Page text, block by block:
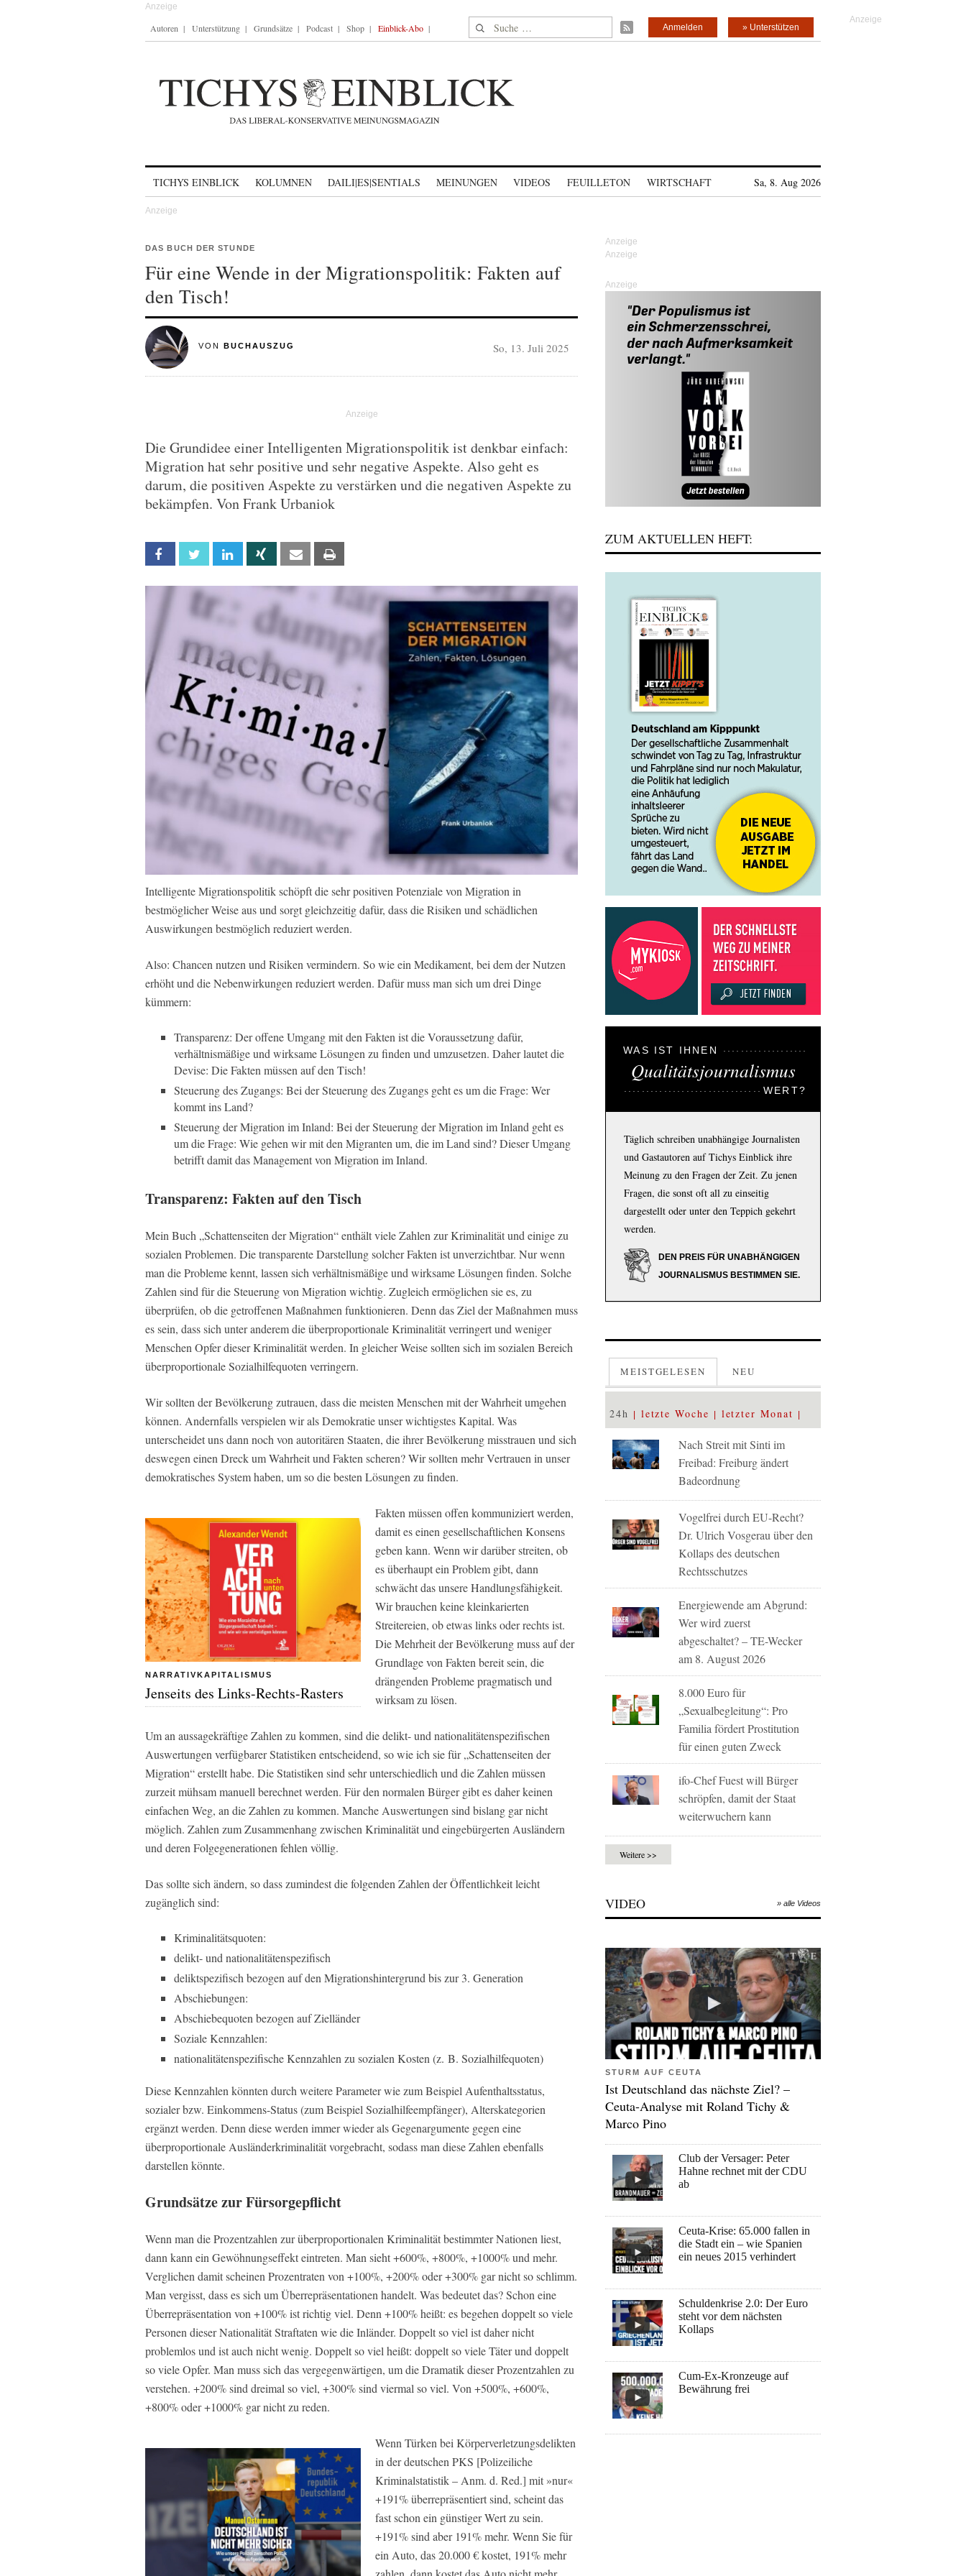
Autoren Unterstützung Grundsätze Podcast Shop Einblick-Abo Suche nach: » Unterstützen
Anmelden
TICHYS EINBLICK KOLUMNEN DAILI|ES|SENTIALS MEINUNGEN VIDEOS FEUILLETON WIRTSCHAFT Sa, 8. Aug 2026
DAS BUCH DER STUNDE
Für eine Wende in der Migrationspolitik: Fakten auf
den Tisch!
VON BUCHAUSZUG So, 13. Juli 2025
Die Grundidee einer Intelligenten Migrationspolitik ist denkbar einfach:
Migration hat sehr positive und sehr negative Aspekte. Also geht es
darum, die positiven Aspekte zu verstärken und die negativen Aspekte zu
bekämpfen. Von Frank Urbaniok
Facebook Twitter Linkedin Xing Email
Intelligente Migrationspolitik schöpft die sehr positiven Potenziale von Migration in
bestmöglicher Weise aus und sorgt gleichzeitig dafür, dass die Risiken und schädlichen
Auswirkungen bestmöglich reduziert werden.
Also: Chancen nutzen und Risiken vermindern. So wie ein Medikament, bei dem der Nutzen
erhöht und die Nebenwirkungen reduziert werden. Dafür muss man sich um drei Dinge
kümmern:
Transparenz: Der offene Umgang mit den Fakten ist die Voraussetzung dafür,
verhältnismäßige und wirksame Lösungen zu finden und umzusetzen. Daher lautet die
Devise: Die Fakten müssen auf den Tisch!
Steuerung des Zugangs: Bei der Steuerung des Zugangs geht es um die Frage: Wer
kommt ins Land?
Steuerung der Migration im Inland: Bei der Steuerung der Migration im Inland geht es
um die Frage: Wie gehen wir mit den Migranten um, die im Land sind? Dieser Umgang
betrifft damit das Management von Migration im Inland.
Transparenz: Fakten auf den Tisch
Mein Buch „Schattenseiten der Migration“ enthält viele Zahlen zur Kriminalität und einige zu
sozialen Problemen. Die transparente Darstellung solcher Fakten ist unverzichtbar. Nur wenn
man die Probleme kennt, lassen sich verhältnismäßige und wirksame Lösungen finden. Solche
Zahlen sind für die Steuerung von Migration wichtig. Zugleich ermöglichen sie es, zu
überprüfen, ob die getroffenen Maßnahmen funktionieren. Denn das Ziel der Maßnahmen muss
es sein, dass sich unter anderem die überproportionale Kriminalität verringert und weniger
Menschen Opfer dieser Kriminalität werden. In gleicher Weise sollten sich im sozialen Bereich
überproportionale Sozialhilfequoten verringern.
Wir sollten der Bevölkerung zutrauen, dass die meisten Menschen mit der Wahrheit umgehen
können. Andernfalls verspielen wir als Demokratie unser wichtigstes Kapital. Was
unterscheidet uns dann noch von autoritären Staaten, die ihrer Bevölkerung misstrauen und sich
deswegen einen Dreck um Wahrheit und Fakten scheren? Wir sollten mehr Vertrauen in unser
demokratisches System haben, um so die besten Lösungen zu finden.
NARRATIVKAPITALISMUS
Jenseits des Links-Rechts-Rasters
Fakten müssen offen kommuniziert werden,
damit es einen gesellschaftlichen Konsens
geben kann. Wenn wir darüber streiten, ob
es überhaupt ein Problem gibt, dann
schwächt das unsere Handlungsfähigkeit.
Wir brauchen keine kleinkarierten
Streitereien, ob etwas links oder rechts ist.
Die Mehrheit der Bevölkerung muss auf der
Grundlage von Fakten bereit sein, die
drängenden Probleme pragmatisch und
wirksam zu lösen.
Um an aussagekräftige Zahlen zu kommen, sind die delikt- und nationalitätenspezifischen
Auswertungen verfügbarer Statistiken entscheidend, so wie ich sie für „Schattenseiten der
Migration“ erstellt habe. Die Statistiken sind sehr unterschiedlich und die Zahlen müssen
zurzeit mühsam manuell berechnet werden. Für den normalen Bürger gibt es daher keinen
einfachen Weg, an die Zahlen zu kommen. Manche Auswertungen sind bislang gar nicht
möglich. Zahlen zum Zusammenhang zwischen Kriminalität und eingebürgerten Ausländern
und deren Folgegenerationen fehlen völlig.
Das sollte sich ändern, so dass zumindest die folgenden Zahlen der Öffentlichkeit leicht
zugänglich sind:
Kriminalitätsquoten:
delikt- und nationalitätenspezifisch
deliktspezifisch bezogen auf den Migrationshintergrund bis zur 3. Generation
Abschiebungen:
Abschiebequoten bezogen auf Zielländer
Soziale Kennzahlen:
nationalitätenspezifische Kennzahlen zu sozialen Kosten (z. B. Sozialhilfequoten)
Diese Kennzahlen könnten durch weitere Parameter wie zum Beispiel Aufenthaltsstatus,
sozialer bzw. Einkommens-Status (zum Beispiel Sozialhilfeempfänger), Alterskategorien
ergänzt werden. Denn diese werden immer wieder als Gegenargumente gegen eine
überproportionale Ausländerkriminalität vorgebracht, sodass man diese Zahlen ebenfalls
darstellen könnte.
Grundsätze zur Fürsorgepflicht
Wenn man die Prozentzahlen zur überproportionalen Kriminalität bestimmter Nationen liest,
dann kann ein Gewöhnungseffekt eintreten. Man sieht +600%, +800%, +1000% und mehr.
Verglichen damit scheinen Prozentraten von +100%, +200% oder +300% gar nicht so schlimm.
Man vergisst, dass es sich um Überrepräsentationen handelt. Was bedeutet das? Schon eine
Überrepräsentation von +100% ist richtig viel. Denn +100% heißt: es begehen doppelt so viele
Personen dieser Nationalität Straftaten wie die Inländer. Doppelt so viel ist daher nicht
problemlos und ist auch nicht wenig. Doppelt so viel heißt: doppelt so viele Täter und doppelt
so viele Opfer. Man muss sich das vergegenwärtigen, um die Dramatik dieser Prozentzahlen zu
verstehen. +200% sind dreimal so viel, +300% sind viermal so viel. Von +500%, +600%,
+800% oder +1000% gar nicht zu reden.
Wenn Türken bei Körperverletzungsdelikten
in der deutschen PKS [Polizeiliche
Kriminalstatistik – Anm. d. Red.] mit »nur«
+191% überrepräsentiert sind, scheint das
fast schon ein günstiger Wert zu sein.
+191% sind aber 191% mehr. Wenn Sie für
ein Auto, das 20.000 € kostet, 191% mehr
Anzeige
ZUM AKTUELLEN HEFT:
WAS IST IHNEN
Qualitätsjournalismus
WERT?
Täglich schreiben unabhängige Journalisten
und Gastautoren auf Tichys Einblick ihre
Meinung zu den Fragen der Zeit. Zu jenen
Fragen, die sonst oft all zu einseitig
dargestellt oder unter den Teppich gekehrt
werden.
DEN PREIS FÜR UNABHÄNGIGEN
JOURNALISMUS BESTIMMEN SIE.
MEISTGELESEN NEU
24h letzte Woche letzter Monat
Nach Streit mit Sinti im
Freibad: Freiburg ändert
Badeordnung
Vogelfrei durch EU-Recht?
Dr. Ulrich Vosgerau über den
Kollaps des deutschen
Rechtsschutzes
Energiewende am Abgrund:
Wer wird zuerst
abgeschaltet? – TE-Wecker
am 8. August 2026
8.000 Euro für
„Sexualbegleitung“: Pro
Familia fördert Prostitution
für einen guten Zweck
ifo-Chef Fuest will Bürger
schröpfen, damit der Staat
weiterwuchern kann
Weitere >>
VIDEO » alle Videos
STURM AUF CEUTA
Ist Deutschland das nächste Ziel? –
Ceuta-Analyse mit Roland Tichy &
Marco Pino
Club der Versager: Peter
Hahne rechnet mit der CDU
ab
Ceuta-Krise: 65.000 fallen in
die Stadt ein – wie Spanien
ein neues 2015 verhindert
Schuldenkrise 2.0: Der Euro
steht vor dem nächsten
Kollaps
Cum-Ex-Kronzeuge auf
Bewährung frei